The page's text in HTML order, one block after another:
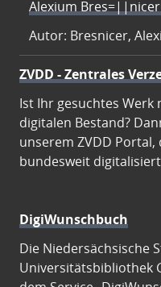
Alexium
Autor: Bresnicer,
ZVDD - Zentrales
Ist Ihr gesuchtes
digitalen Bestand?
unserem ZVDD Portal,
bundesweit
DigiWunschbuch
Die Niedersächsische
Universitätsbibliothek